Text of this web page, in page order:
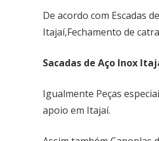
De acordo com Escadas
Itajaí,Fechamento de
Sacadas de Aço Inox
Igualmente Peças
apoio em Itajaí.